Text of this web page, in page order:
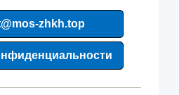
zhkh.top